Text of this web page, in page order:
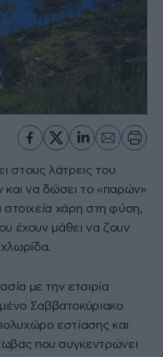
στους λάτρεις του
και να δώσει το «παρών»
στοιχεία χάρη στη φύση,
έχουν μάθει να ζουν
χλωρίδα.
με την εταιρία
Σαββατοκύριακο
εστίασης και
που συγκεντρώνει